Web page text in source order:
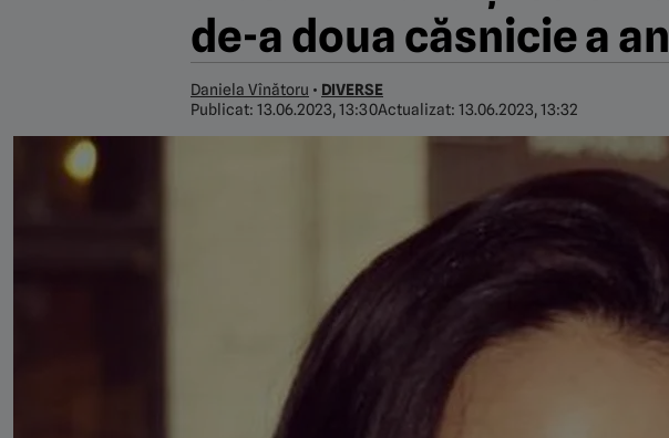
de-a doua căsnicie a
Daniela Vînătoru • DIVERSE
Publicat: 13.06.2023, 13:30Actualizat: 13.06.2023, 13:32